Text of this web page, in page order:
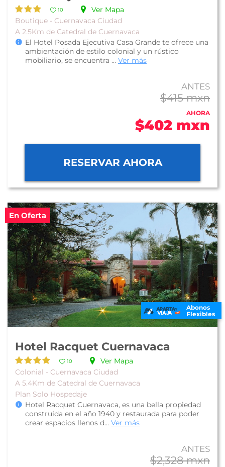
10
Ver Mapa
Boutique - Cuernavaca Ciudad
A 2.5Km de Catedral de Cuernavaca
El Hotel Posada Ejecutiva Casa Grande te ofrece una
ambientación de estilo colonial y un rústico
mobiliario, se encuentra ... Ver más
ANTES
$415 mxn
AHORA
$402 mxn
RESERVAR AHORA
En Oferta
Abonos
Flexibles
Hotel Racquet Cuernavaca
10
Ver Mapa
Colonial - Cuernavaca Ciudad
A 5.4Km de Catedral de Cuernavaca
Plan Solo Hospedaje
Hotel Racquet Cuernavaca, es una bella propiedad
construida en el año 1940 y restaurada para poder
crear espacios llenos d... Ver más
ANTES
$2,328 mxn